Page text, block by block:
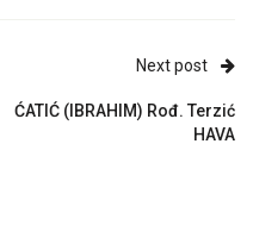
Next post
ĆATIĆ (IBRAHIM) Rođ. Terzić
HAVA